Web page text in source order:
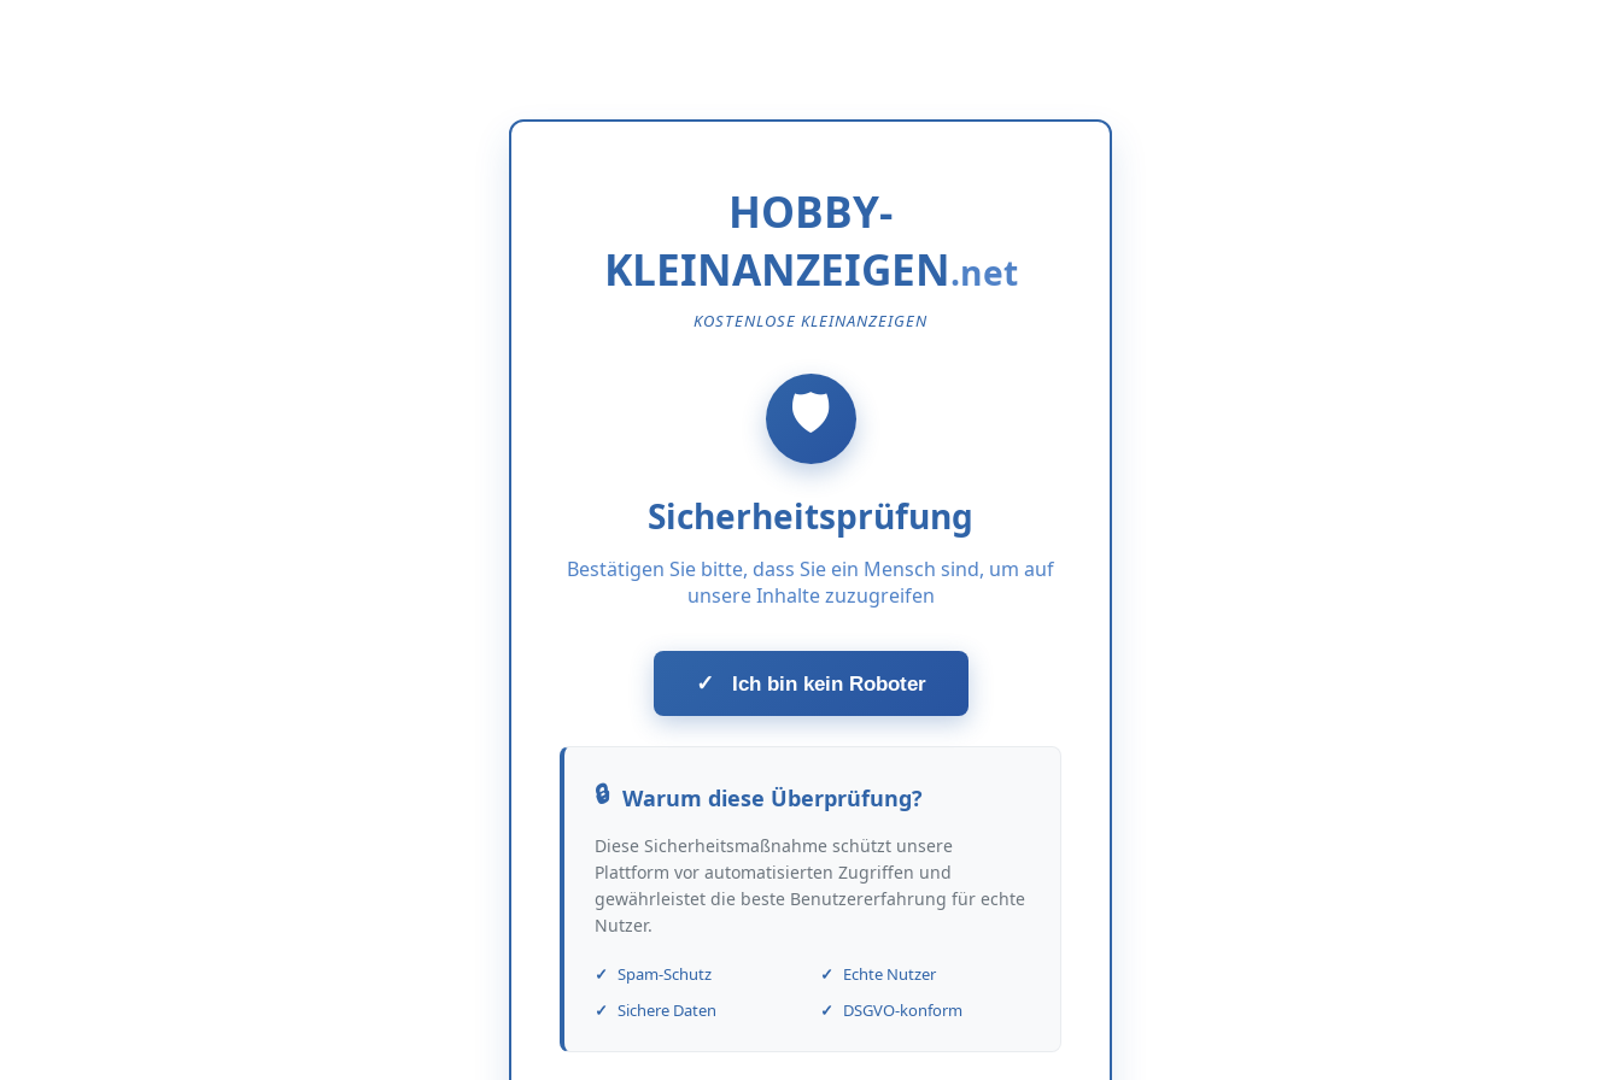
HOBBY-
KLEINANZEIGEN
KOSTENLOSE KLEINANZEIGEN
Sicherheitsprüfung
Bestätigen Sie bitte, dass Sie ein Mensch sind, um auf
unsere Inhalte zuzugreifen
✓ Ich bin kein Roboter
Warum diese Überprüfung?
Diese Sicherheitsmaßnahme schützt unsere
Plattform vor automatisierten Zugriffen und
gewährleistet die beste Benutzererfahrung für echte
Nutzer.
Spam-Schutz
Echte Nutzer
Sichere Daten
DSGVO-konform